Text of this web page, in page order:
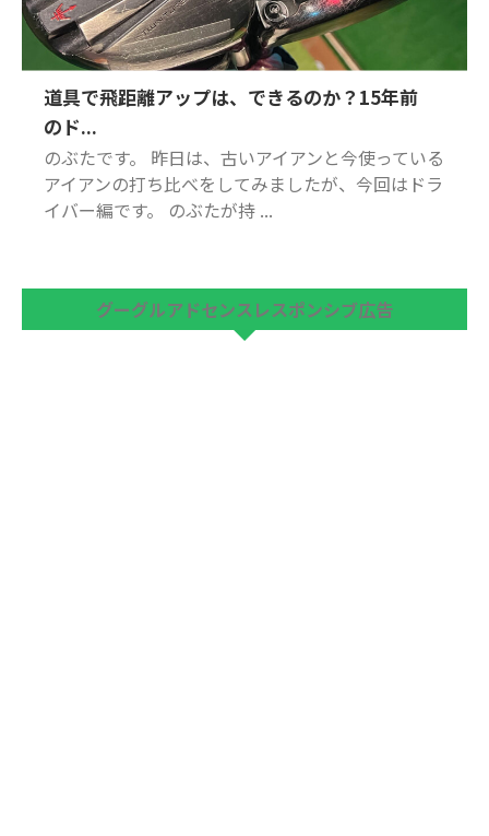
道具で飛距離アップは、できるのか？15年前
のド...
のぶたです。 昨日は、古いアイアンと今使っている
アイアンの打ち比べをしてみましたが、今回はドラ
イバー編です。 のぶたが持 ...
グーグルアドセンスレスポンシブ広告